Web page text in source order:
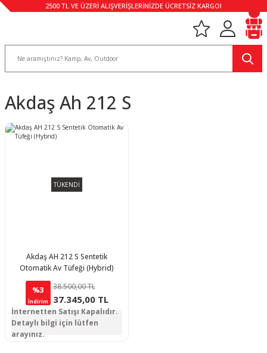
2500 TL VE ÜZERİ ALIŞVERİŞLERİNİZDE ÜCRETSİZ KARGO!
Akdaş Ah 212 S
TÜKENDİ
Akdaş AH 212 S Sentetik
Otomatik Av Tüfeği (Hybrid)
%3
İndirim
38.500,00 TL
37.345,00 TL
İnternetten Satışı Kapalıdır.
Detaylı bilgi için lütfen
arayınız.